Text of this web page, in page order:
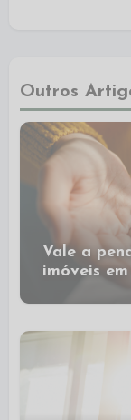
Outros
Vale a
imóveis